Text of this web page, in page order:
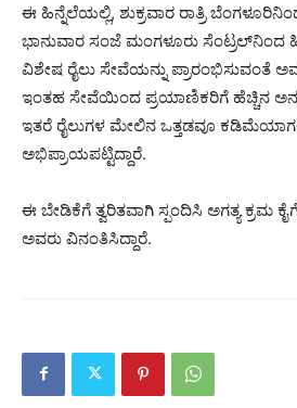
ಈ ಹಿನ್ನೆಲೆಯಲ್ಲಿ, ಶುಕ್ರವಾರ ರಾತ್ರಿ
ಭಾನುವಾರ ಸಂಜೆ ಮಂಗಳೂರು ಸೆಂಟ್ರಲ್‌ನಿಂದ
ವಿಶೇಷ ರೈಲು ಸೇವೆಯನ್ನು ಪ್ರಾರಂಭಿಸುವಂತೆ
ಇಂತಹ ಸೇವೆಯಿಂದ ಪ್ರಯಾಣಿಕರಿಗೆ ಹೆಚ್ಚಿನ
ಇತರೆ ರೈಲುಗಳ ಮೇಲಿನ ಒತ್ತಡವೂ
ಅಭಿಪ್ರಾಯಪಟ್ಟಿದ್ದಾರೆ.
ಈ ಬೇಡಿಕೆಗೆ ತ್ವರಿತವಾಗಿ ಸ್ಪಂದಿಸಿ ಅಗತ್ಯ ಕ್ರಮ
ಅವರು ವಿನಂತಿಸಿದ್ದಾರೆ.